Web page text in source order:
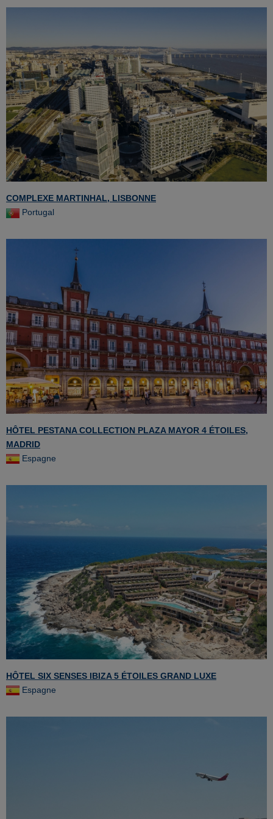
COMPLEXE MARTINHAL, LISBONNE
Portugal
HÔTEL PESTANA COLLECTION PLAZA MAYOR 4 ÉTOILES,
MADRID
Espagne
HÔTEL SIX SENSES IBIZA 5 ÉTOILES GRAND LUXE
Espagne